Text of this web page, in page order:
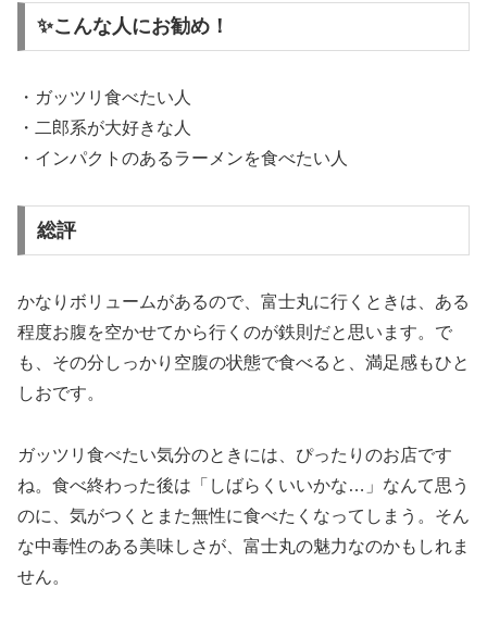
✨こんな人にお勧め！
・ガッツリ食べたい人
・二郎系が大好きな人
・インパクトのあるラーメンを食べたい人
総評
かなりボリュームがあるので、富士丸に行くときは、ある
程度お腹を空かせてから行くのが鉄則だと思います。で
も、その分しっかり空腹の状態で食べると、満足感もひと
しおです。
ガッツリ食べたい気分のときには、ぴったりのお店です
ね。食べ終わった後は「しばらくいいかな…」なんて思う
のに、気がつくとまた無性に食べたくなってしまう。そん
な中毒性のある美味しさが、富士丸の魅力なのかもしれま
せん。